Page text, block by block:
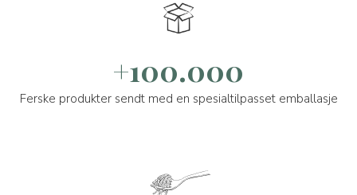
+100.000
Ferske produkter sendt med en spesialtilpasset emballasje